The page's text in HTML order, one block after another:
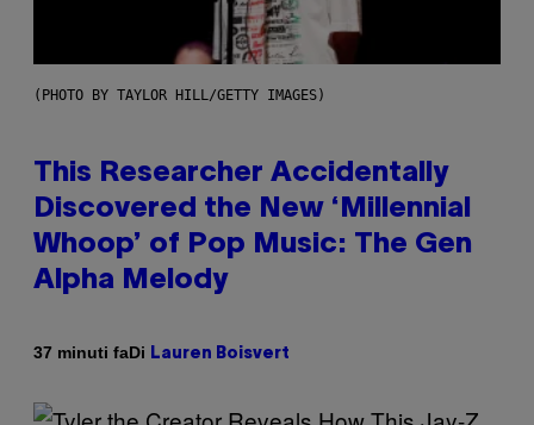
(PHOTO BY TAYLOR HILL/GETTY IMAGES)
This Researcher Accidentally
Discovered the New ‘Millennial
Whoop’ of Pop Music: The Gen
Alpha Melody
37 minuti faDi Lauren Boisvert